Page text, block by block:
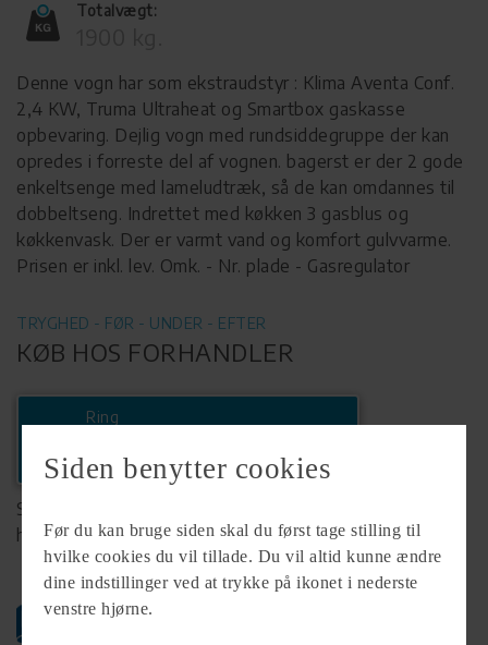
Totalvægt:
Denne vogn har som ekstraudstyr : Klima Aventa Conf.
2,4 KW, Truma Ultraheat og Smartbox gaskasse
opbevaring. Dejlig vogn med rundsiddegruppe der kan
opredes i forreste del af vognen. bagerst er der 2 gode
enkeltsenge med lameludtræk, så de kan omdannes til
dobbeltseng. Indrettet med køkken 3 gasblus og
køkkenvask. Der er varmt vand og komfort gulvvarme.
Prisen er inkl. lev. Omk. - Nr. plade - Gasregulator
TRYGHED - FØR - UNDER - EFTER
KØB HOS FORHANDLER
Ring
+45 58544003
Se komplet info på forhandlerens
hjemmeside
Siden benytter cookies
Før du kan bruge siden skal du først tage stilling til
hvilke cookies du vil tillade. Du vil altid kunne ændre
dine indstillinger ved at trykke på ikonet i nederste
venstre hjørne.